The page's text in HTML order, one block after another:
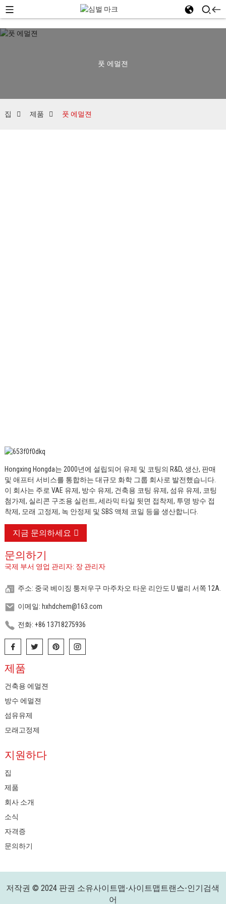
풋 에멀젼
집 제품 풋 에멀젼
Hongxing Hongda는 2000년에 설립되어 유제 및 코팅의 R&D, 생산, 판매
및 애프터 서비스를 통합하는 대규모 화학 그룹 회사로 발전했습니다.
이 회사는 주로 VAE 유제, 방수 유제, 건축용 코팅 유제, 섬유 유제, 코팅
첨가제, 실리콘 구조용 실런트, 세라믹 타일 뒷면 접착제, 투명 방수 접
착제, 모래 고정제, 녹 안정제 및 SBS 액체 코일 등을 생산합니다.
지금 문의하세요
문의하기
국제 부서 영업 관리자: 장 관리자
주소: 중국 베이징 퉁저우구 마주차오 타운 리안도 U 밸리 서쪽 12A.
이메일: hxhdchem@163.com
전화: +86 13718275936
제품
건축용 에멀젼
방수 에멀젼
섬유유제
모래고정제
지원하다
집
제품
회사 소개
소식
자격증
문의하기
저작권 © 2024 판권 소유사이트맵-사이트맵트랜스-인기검색
어